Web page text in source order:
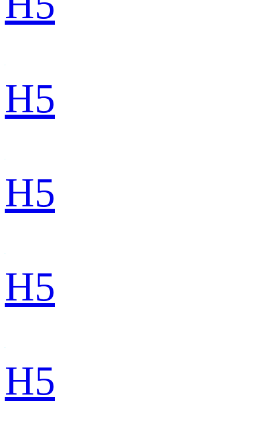
H5
H5
H5
H5